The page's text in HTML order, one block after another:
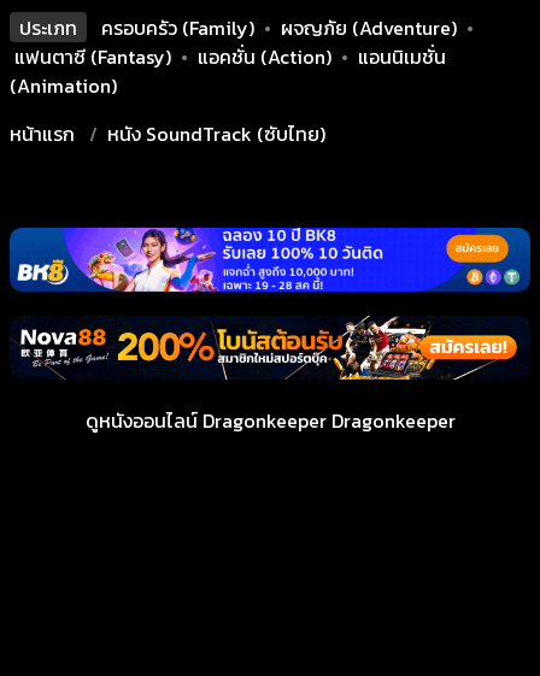
ประเภท
ครอบครัว (Family) • ผจญภัย (Adventure) •
แฟนตาซี (Fantasy) • แอคชั่น (Action) • แอนนิเมชั่น
(Animation)
หน้าแรก
หนัง SoundTrack (ซับไทย)
ดูหนังออนไลน์ Dragonkeeper Dragonkeeper